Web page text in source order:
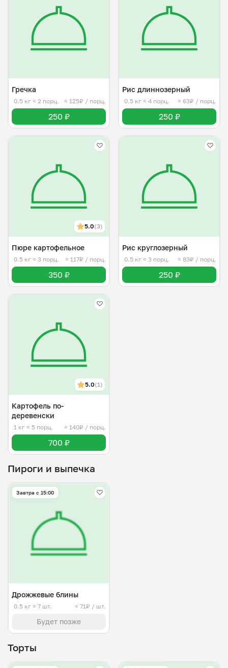
Гречка
0.5 кг ≈ 2 порц. ≈ 125₽ / порц.
250 ₽
Рис длиннозерный
0.5 кг ≈ 4 порц. ≈ 63₽ / порц.
250 ₽
5.0(3)
Пюре картофельное
0.5 кг ≈ 3 порц. ≈ 117₽ / порц.
350 ₽
Рис круглозерный
0.5 кг ≈ 3 порц. ≈ 83₽ / порц.
250 ₽
5.0(1)
Картофель по-
деревенски
1 кг ≈ 5 порц. ≈ 140₽ / порц.
700 ₽
Пироги и выпечка
Завтра c 15:00
Дрожжевые блины
0.5 кг ≈ 7 шт. ≈ 71₽ / шт.
Будет позже
Торты